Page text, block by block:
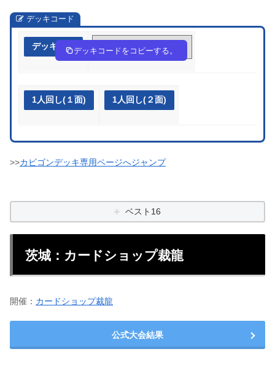
デッキコード
デッキ作成 VFv5F5-rlhgO3-kVwkk5
デッキコードをコピーする。
1人回し(１面) 1人回し(２面)
>>カビゴンデッキ専用ページへジャンプ
ベスト16
茨城：カードショップ裁龍
開催： カードショップ裁龍
公式大会結果